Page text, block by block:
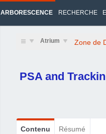
ARBORESCENCE RECHERCHE
Atrium Zone de
PSA and
Contenu Résumé